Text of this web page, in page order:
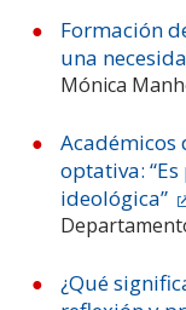
Formación
una
Mónica
Académicos
optativa:
ideológica”
¿Qué